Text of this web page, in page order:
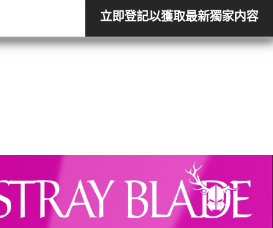
立即登記以獲取最新獨家内容
×